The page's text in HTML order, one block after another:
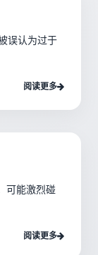
误认为过于
阅读更多
可能激烈碰
阅读更多